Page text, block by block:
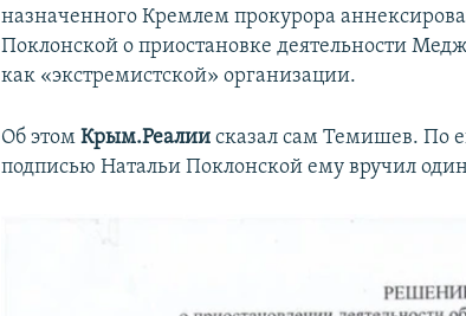
назначенного Кремлем прокурора
Поклонской о приостановке деятельности
как «экстремистской» организации.
Об этомКрым.Реалии сказал сам Темишев. По
подписью Натальи Поклонской ему вручил